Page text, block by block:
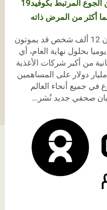
12 ألف شخص قد يموتون من الجوع المرتبط بكوفيد19
أكثر من المرض ذاته
حذرت منظمة أوكسفام من أن 12 ألف شخص قد يموتون
من الجوع المرتبط بكوفيد19 يوميا بحلول نهاية العام، أي
من أكبر شركات الأغذية
والمشروبات تقوم بتوزيع 18 مليار دولار على المساهمين
في جميع أنحاء العالم
صحفي جديد نُشر...